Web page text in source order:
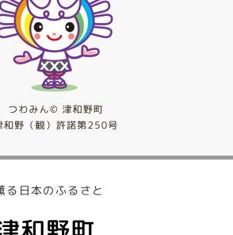
る日本のふるさと